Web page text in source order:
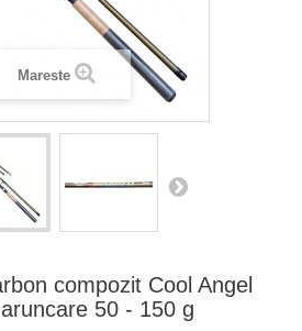
Mareste
compozit Cool Angel
50 - 150 g